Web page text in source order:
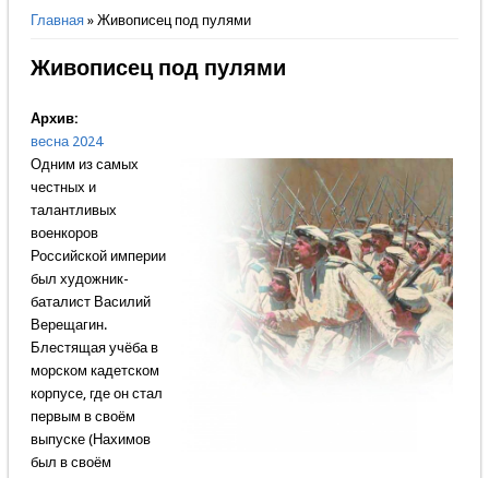
Вы здесь
Главная» Живописец под пулями
Живописец под пулями
Архив:
весна 2024
Одним из самых
честных и
талантливых
военкоров
Российской империи
был художник-
баталист Василий
Верещагин.
Блестящая учёба в
морском кадетском
корпусе, где он стал
первым в своём
выпуске (Нахимов
был в своём